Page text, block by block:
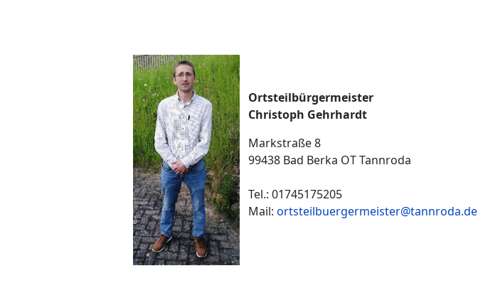
Ortsteilbürgermeister
Christoph Gehrhardt
Markstraße 8
99438 Bad Berka OT Tannroda
Tel.: 01745175205
Mail: ortsteilbuergermeister@tannroda.de